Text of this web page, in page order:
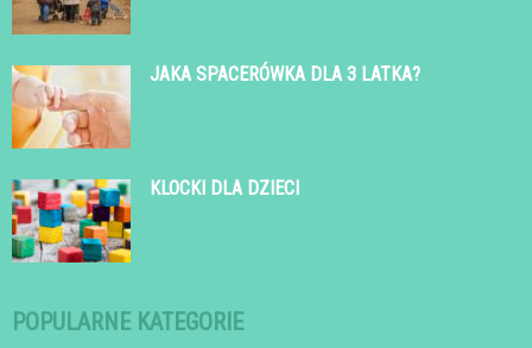
JAKA SPACERÓWKA DLA 3 LATKA?
KLOCKI DLA DZIECI
POPULARNE KATEGORIE